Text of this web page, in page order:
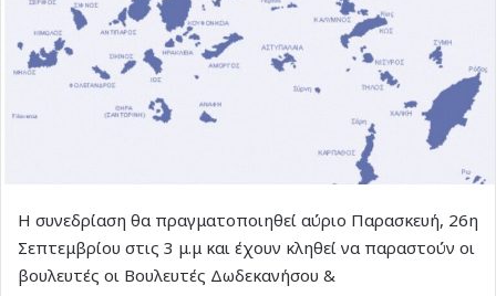
Η συνεδρίαση θα πραγματοποιηθεί αύριο Παρασκευή, 26η
Σεπτεμβρίου στις 3 μ.μ και έχουν κληθεί να παραστούν οι
βουλευτές οι Βουλευτές Δωδεκανήσου &